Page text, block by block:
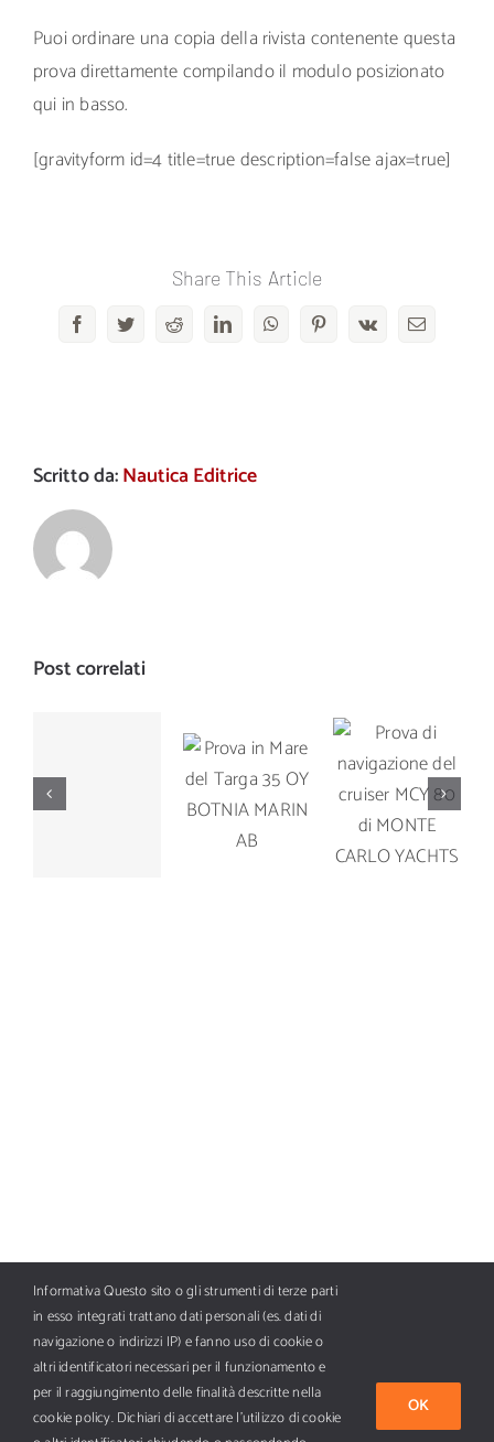
Puoi ordinare una copia della rivista contenente questa
prova direttamente compilando il modulo posizionato
qui in basso.
[gravityform id=4 title=true description=false ajax=true]
Share This Article
FacebookTwitterRedditLinkedInWhatsAppPinterestVk Email
Scritto da:Nautica Editrice
Post correlati
Prova di
navigazione
Prova in
Mare del
Targa 35
OY
BOTNIA
navigazione
del cruiser
MCY 80 di
CARLO
Tutti i diritti riservati Copyright ©2026 BFC AI Media SpA, piazza
Informativa Questo sito o gli strumenti di terze parti
in esso integrati trattano dati personali (es. dati di
navigazione o indirizzi IP) e fanno uso di cookie o
altri identificatori necessari per il funzionamento e
per il raggiungimento delle finalità descritte nella
cookie policy. Dichiari di accettare l’utilizzo di cookie
OK